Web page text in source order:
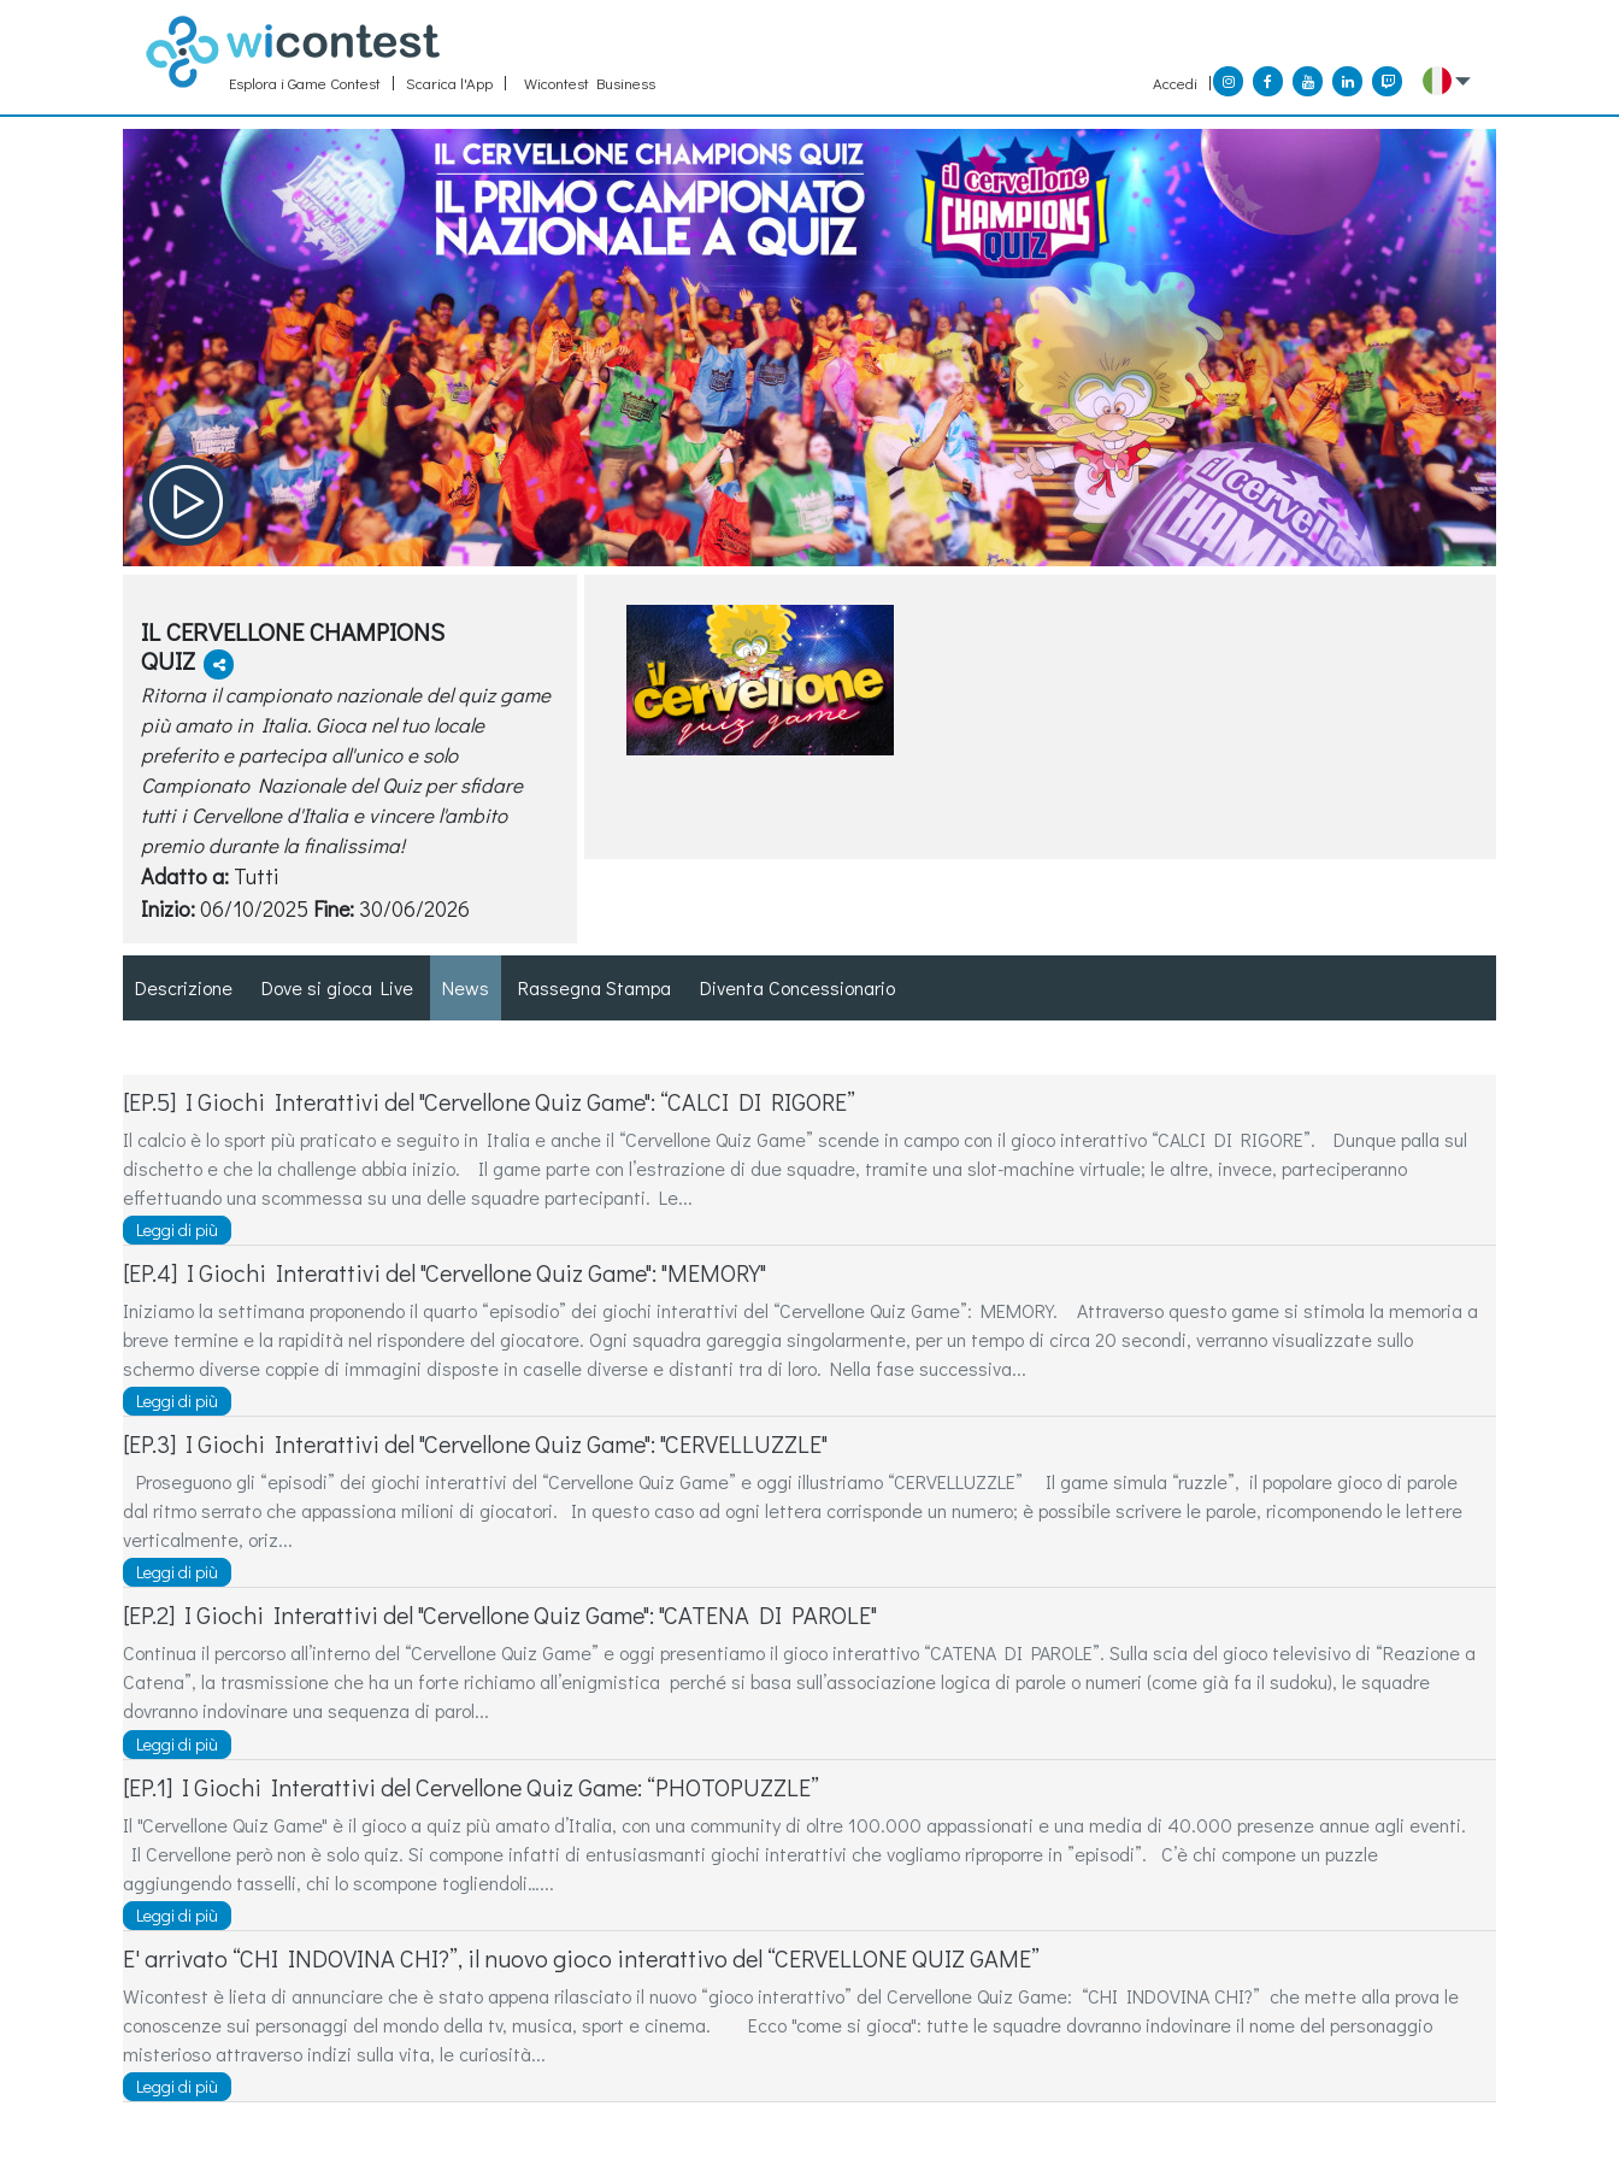
Esplora i Game Contest Scarica l'App Wicontest Business Accedi
IL CERVELLONE CHAMPIONS
QUIZ
Ritorna il campionato nazionale del quiz game
più amato in Italia. Gioca nel tuo locale
preferito e partecipa all'unico e solo
Campionato Nazionale del Quiz per sfidare
tutti i Cervellone d'Italia e vincere l'ambito
premio durante la finalissima!
Adatto a: Tutti
Inizio:06/10/2025 Fine: 30/06/2026
Descrizione Dove si gioca Live News Rassegna Stampa Diventa Concessionario
[EP.5] I Giochi Interattivi del "Cervellone Quiz Game": “CALCI DI RIGORE”
Il calcio è lo sport più praticato e seguito in Italia e anche il “Cervellone Quiz Game” scende in campo con il gioco interattivo “CALCI DI RIGORE”. Dunque palla sul
dischetto e che la challenge abbia inizio. Il game parte con l’estrazione di due squadre, tramite una slot-machine virtuale; le altre, invece, parteciperanno
effettuando una scommessa su una delle squadre partecipanti. Le...
Leggi di più
[EP.4] I Giochi Interattivi del "Cervellone Quiz Game": "MEMORY"
Iniziamo la settimana proponendo il quarto “episodio” dei giochi interattivi del “Cervellone Quiz Game”: MEMORY. Attraverso questo game si stimola la memoria a
breve termine e la rapidità nel rispondere del giocatore. Ogni squadra gareggia singolarmente, per un tempo di circa 20 secondi, verranno visualizzate sullo
schermo diverse coppie di immagini disposte in caselle diverse e distanti tra di loro. Nella fase successiva...
Leggi di più
[EP.3] I Giochi Interattivi del "Cervellone Quiz Game": "CERVELLUZZLE"
Proseguono gli “episodi” dei giochi interattivi del “Cervellone Quiz Game” e oggi illustriamo “CERVELLUZZLE” Il game simula “ruzzle”, il popolare gioco di parole
dal ritmo serrato che appassiona milioni di giocatori. In questo caso ad ogni lettera corrisponde un numero; è possibile scrivere le parole, ricomponendo le lettere
verticalmente, oriz...
Leggi di più
[EP.2] I Giochi Interattivi del "Cervellone Quiz Game": "CATENA DI PAROLE"
Continua il percorso all’interno del “Cervellone Quiz Game” e oggi presentiamo il gioco interattivo “CATENA DI PAROLE”. Sulla scia del gioco televisivo di “Reazione a
Catena”, la trasmissione che ha un forte richiamo all’enigmistica perché si basa sull’associazione logica di parole o numeri (come già fa il sudoku), le squadre
dovranno indovinare una sequenza di parol...
Leggi di più
[EP.1] I Giochi Interattivi del Cervellone Quiz Game: “PHOTOPUZZLE”
Il "Cervellone Quiz Game" è il gioco a quiz più amato d’Italia, con una community di oltre 100.000 appassionati e una media di 40.000 presenze annue agli eventi.
Il Cervellone però non è solo quiz. Si compone infatti di entusiasmanti giochi interattivi che vogliamo riproporre in ”episodi”. C’è chi compone un puzzle
aggiungendo tasselli, chi lo scompone togliendoli…...
Leggi di più
E' arrivato “CHI INDOVINA CHI?”, il nuovo gioco interattivo del “CERVELLONE QUIZ GAME”
Wicontest è lieta di annunciare che è stato appena rilasciato il nuovo “gioco interattivo” del Cervellone Quiz Game: “CHI INDOVINA CHI?” che mette alla prova le
conoscenze sui personaggi del mondo della tv, musica, sport e cinema. Ecco "come si gioca": tutte le squadre dovranno indovinare il nome del personaggio
misterioso attraverso indizi sulla vita, le curiosità...
Leggi di più